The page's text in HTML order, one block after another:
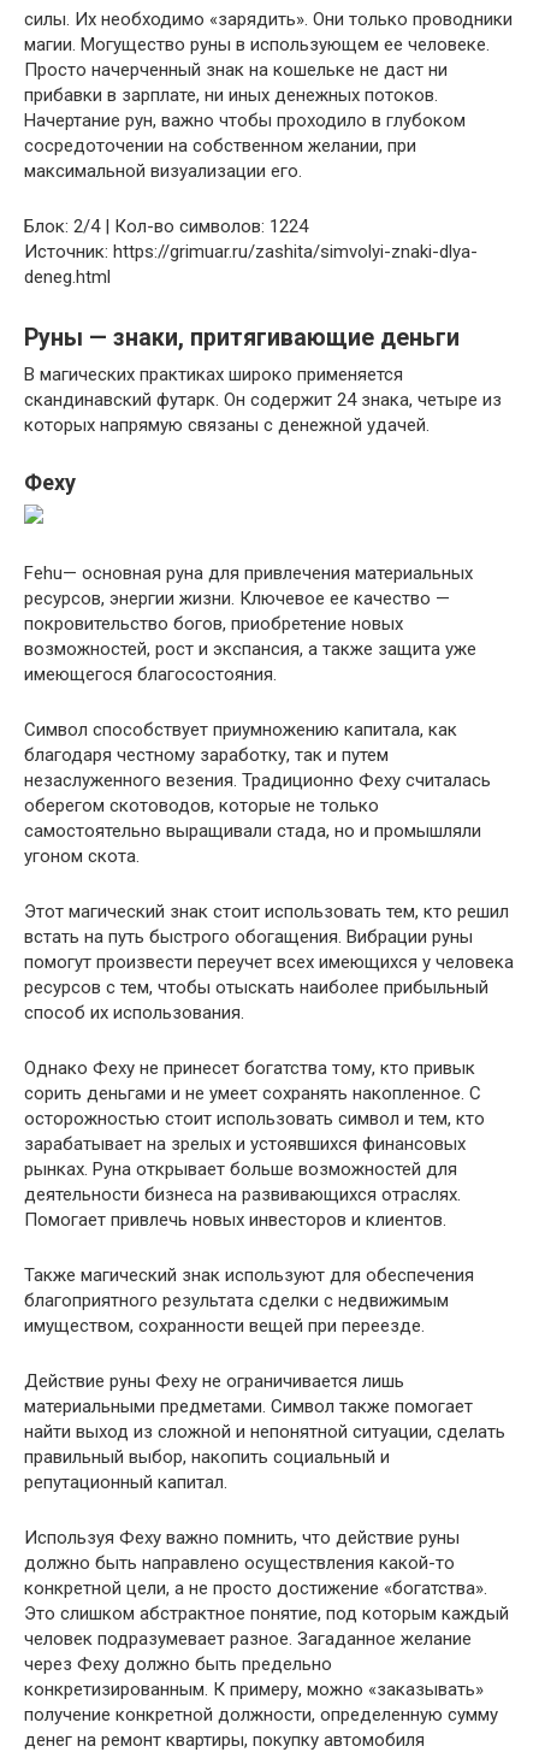
силы. Их необходимо «зарядить». Они только проводники
магии. Могущество руны в использующем ее человеке.
Просто начерченный знак на кошельке не даст ни
прибавки в зарплате, ни иных денежных потоков.
Начертание рун, важно чтобы проходило в глубоком
сосредоточении на собственном желании, при
максимальной визуализации его.
Блок: 2/4 | Кол-во символов: 1224
Источник: https://grimuar.ru/zashita/simvolyi-znaki-dlya-
deneg.html
Руны — знаки, притягивающие деньги
В магических практиках широко применяется
скандинавский футарк. Он содержит 24 знака, четыре из
которых напрямую связаны с денежной удачей.
Феху
Fehu— основная руна для привлечения материальных
ресурсов, энергии жизни. Ключевое ее качество —
покровительство богов, приобретение новых
возможностей, рост и экспансия, а также защита уже
имеющегося благосостояния.
Символ способствует приумножению капитала, как
благодаря честному заработку, так и путем
незаслуженного везения. Традиционно Феху считалась
оберегом скотоводов, которые не только
самостоятельно выращивали стада, но и промышляли
угоном скота.
Этот магический знак стоит использовать тем, кто решил
встать на путь быстрого обогащения. Вибрации руны
помогут произвести переучет всех имеющихся у человека
ресурсов с тем, чтобы отыскать наиболее прибыльный
способ их использования.
Однако Феху не принесет богатства тому, кто привык
сорить деньгами и не умеет сохранять накопленное. С
осторожностью стоит использовать символ и тем, кто
зарабатывает на зрелых и устоявшихся финансовых
рынках. Руна открывает больше возможностей для
деятельности бизнеса на развивающихся отраслях.
Помогает привлечь новых инвесторов и клиентов.
Также магический знак используют для обеспечения
благоприятного результата сделки с недвижимым
имуществом, сохранности вещей при переезде.
Действие руны Феху не ограничивается лишь
материальными предметами. Символ также помогает
найти выход из сложной и непонятной ситуации, сделать
правильный выбор, накопить социальный и
репутационный капитал.
Используя Феху важно помнить, что действие руны
должно быть направлено осуществления какой-то
конкретной цели, а не просто достижение «богатства».
Это слишком абстрактное понятие, под которым каждый
человек подразумевает разное. Загаданное желание
через Феху должно быть предельно
конкретизированным. К примеру, можно «заказывать»
получение конкретной должности, определенную сумму
денег на ремонт квартиры, покупку автомобиля